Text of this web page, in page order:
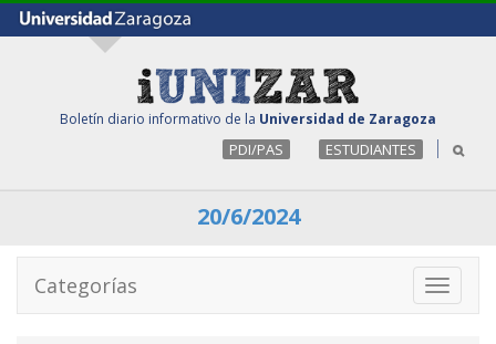
Boletín diario informativo de la Universidad de Zaragoza
PDI/PAS ESTUDIANTES
20/6/2024
Toggle
Categorías